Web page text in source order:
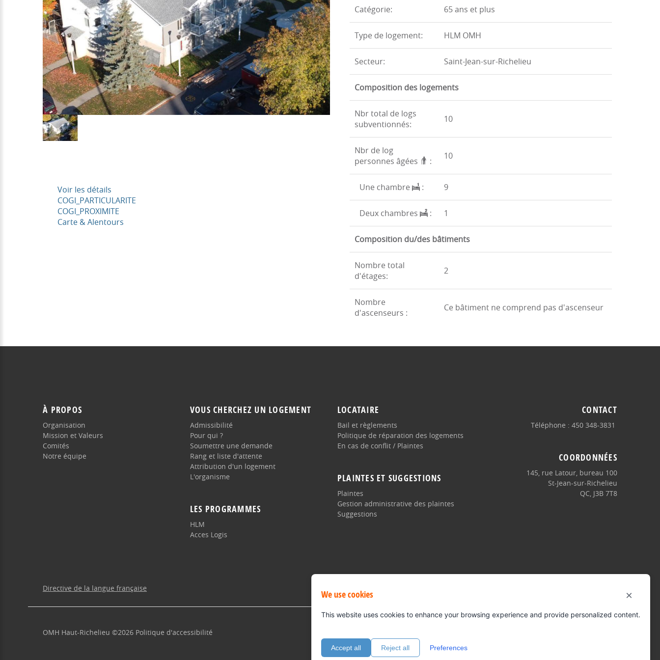
×
We use cookies
This website uses cookies to enhance your browsing experience and provide personalized content.
Accept all Reject all Preferences
Voir les détails
COGI_PARTICULARITE
COGI_PROXIMITE
Carte & Alentours
Catégorie: 65 ans et plus
Type de logement: HLM OMH
Secteur: Saint-Jean-sur-Richelieu
Composition des logements
Nbr total de logs
subventionnés:
10
Nbr de log
personnes âgées
: 10
Une chambre : 9
Deux chambres : 1
Composition du/des bâtiments
Nombre total
d'étages:
2
Nombre
d'ascenseurs :
Ce bâtiment ne comprend pas d'ascenseur
À PROPOS
Organisation
Mission et Valeurs
Comités
Notre équipe
VOUS CHERCHEZ UN LOGEMENT
Admissibilité
Pour qui ?
Soumettre une demande
Rang et liste d'attente
Attribution d'un logement
L'organisme
LES PROGRAMMES
HLM
Acces Logis
LOCATAIRE
Bail et règlements
Politique de réparation des logements
En cas de conflit / Plaintes
PLAINTES ET SUGGESTIONS
Plaintes
Gestion administrative des plaintes
Suggestions
CONTACT
Téléphone : 450 348-3831
COORDONNÉES
145, rue Latour, bureau 100
St-Jean-sur-Richelieu
QC, J3B 7T8
Directive de la langue française
OMH Haut-Richelieu ©2026 Politique d'accessibilité